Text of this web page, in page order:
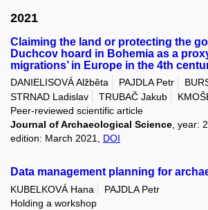
2021
Claiming the land or protecting the
Duchcov hoard in Bohemia as a
migrations’ in Europe in the 4th
DANIELISOVÁ Alžběta PAJDLA Petr
STRNAD Ladislav
TRUBAČ Jakub
Peer-reviewed scientific article
Journal of Archaeological Science, year:
edition: March 2021, DOI
Data management planning for
KUBELKOVÁ Hana
PAJDLA Petr
Holding a workshop